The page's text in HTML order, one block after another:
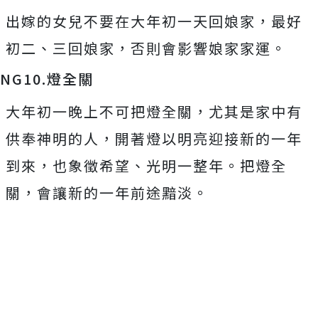
出嫁的女兒不要在大年初一天回娘家，最好
初二、三回娘家，否則會影響娘家家運。
NG10.燈全關
大年初一晚上不可把燈全關，尤其是家中有
供奉神明的人，開著燈以明亮迎接新的一年
到來，也象徵希望、光明一整年。把燈全
關，會讓新的一年前途黯淡。